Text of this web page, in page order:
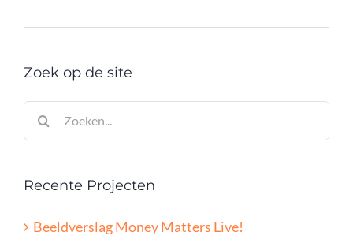
Zoek op de site
Zoeken
naar:
Recente Projecten
Beeldverslag Money Matters Live!